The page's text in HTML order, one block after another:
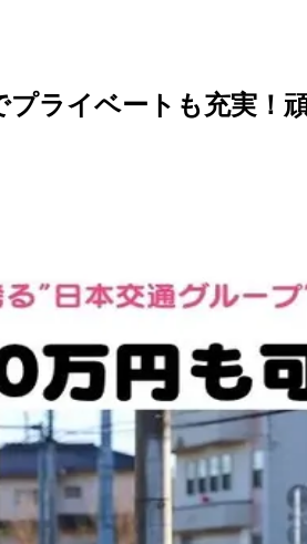
ライベートも充実！